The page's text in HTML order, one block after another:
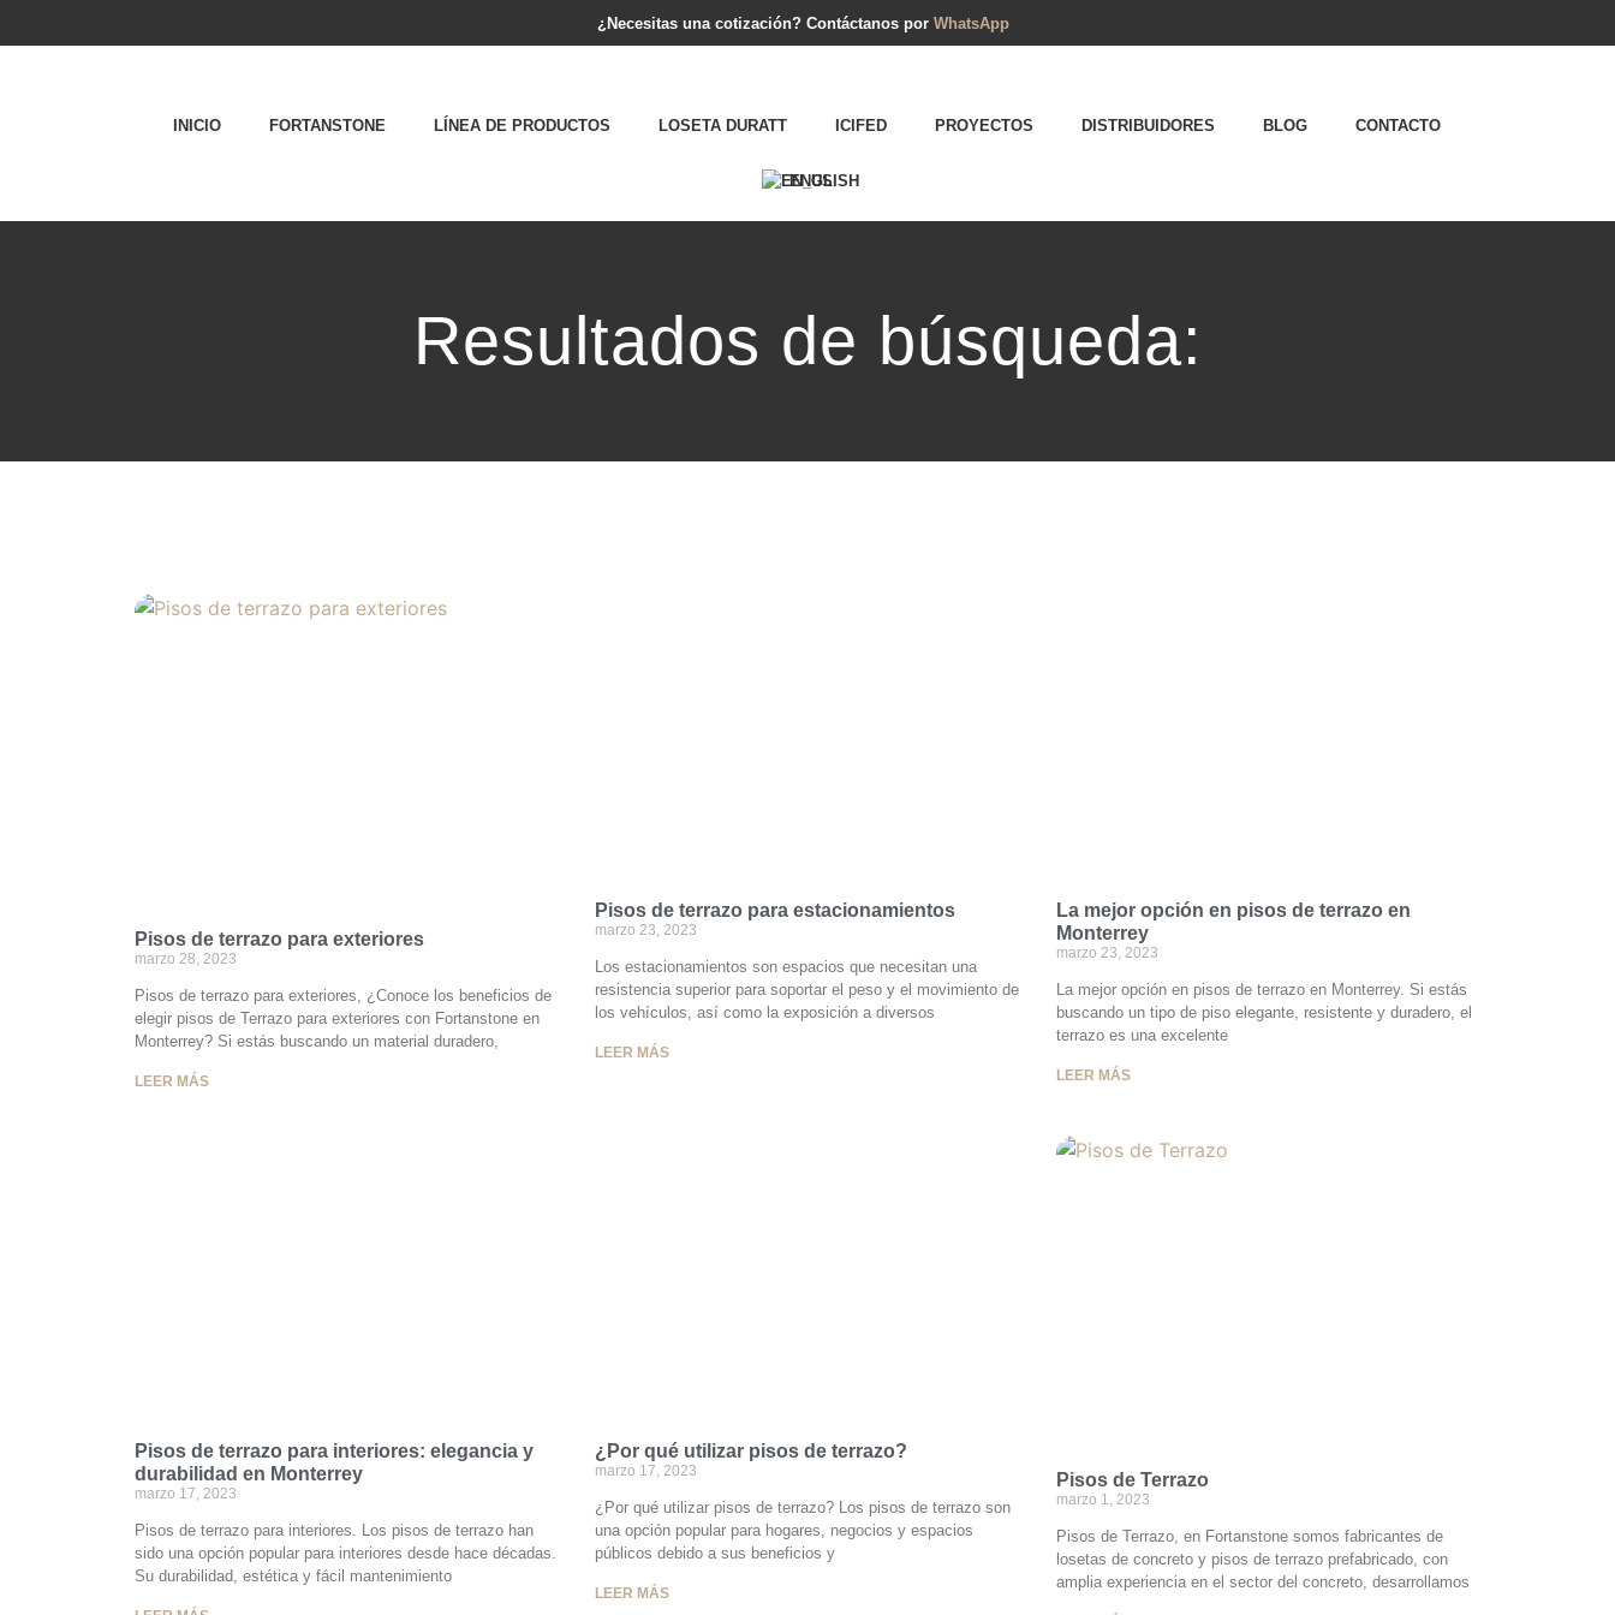
¿Necesitas una cotización? Contáctanos por WhatsApp
INICIO FORTANSTONE LÍNEA DE PRODUCTOS LOSETA DURATT ICIFED PROYECTOS DISTRIBUIDORES BLOG CONTACTO
ENGLISH
Resultados de búsqueda:
Pisos de terrazo para exteriores
marzo 28, 2023
Pisos de terrazo para exteriores, ¿Conoce los beneficios de
elegir pisos de Terrazo para exteriores con Fortanstone en
Monterrey? Si estás buscando un material duradero,
LEER MÁS
Pisos de terrazo para estacionamientos
marzo 23, 2023
Los estacionamientos son espacios que necesitan una
resistencia superior para soportar el peso y el movimiento de
los vehículos, así como la exposición a diversos
LEER MÁS
La mejor opción en pisos de terrazo en
Monterrey
marzo 23, 2023
La mejor opción en pisos de terrazo en Monterrey. Si estás
buscando un tipo de piso elegante, resistente y duradero, el
terrazo es una excelente
LEER MÁS
Pisos de terrazo para interiores: elegancia y
durabilidad en Monterrey
marzo 17, 2023
Pisos de terrazo para interiores. Los pisos de terrazo han
sido una opción popular para interiores desde hace décadas.
Su durabilidad, estética y fácil mantenimiento
¿Por qué utilizar pisos de terrazo?
marzo 17, 2023
¿Por qué utilizar pisos de terrazo? Los pisos de terrazo son
una opción popular para hogares, negocios y espacios
públicos debido a sus beneficios y
LEER MÁS
Pisos de Terrazo
marzo 1, 2023
Pisos de Terrazo, en Fortanstone somos fabricantes de
losetas de concreto y pisos de terrazo prefabricado, con
amplia experiencia en el sector del concreto, desarrollamos